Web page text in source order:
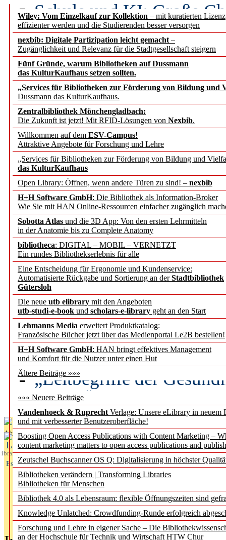
Wiley: Vom Einzelkauf zur Kollektion – mit kuratierten
effizienter werden und die Studierenden besser versorgen
nexbib: Digitale Partizipation leicht gemacht –
Zugänglichkeit und Relevanz für die Stadtgesellschaft steigern
Fünf Gründe, warum Bibliotheken auf Dussmann
das KulturKaufhaus setzen sollten.
„Services für Bibliotheken zur Förderung von Bildung und
Dussmann das KulturKaufhaus.
Zentralbibliothek Mönchengladbach:
Die Zukunft ist jetzt! Mit RFID-Lösungen von Nexbib.
Willkommen auf dem ESV-Campus!
Attraktive Angebote für Forschung und Lehre
„Services für Bibliotheken zur Förderung von Bildung und
das KulturKaufhaus
Open Library: Öffnen, wenn andere Türen zu sind! – nexbib
H+H Software GmbH: Die Bibliothek als Information-Broker
Wie Sie mit HAN Online-Ressourcen einfacher zugänglich
Sobotta Atlas und die 3D App: Von den ersten Lehrmitteln
in der Anatomie bis zu Complete Anatomy
bibliotheca: DIGITAL – MOBIL – VERNETZT
Ein rundes Bibliothekserlebnis für alle
Eine Entscheidung für Ergonomie und Kundenservice:
Automatisierte Rückgabe und Sortierung an derStadtbibliothek
Gütersloh
Die neue utb elibrary mit den Angeboten
utb-studi-e-book und scholars-e-library geht an den Start
Lehmanns Media erweitert Produktkatalog:
Französische Bücher jetzt über das Medienportal Le2B bestellen!
H+H Software GmbH: HAN bringt effektives Management
und Komfort für die Nutzer unter einen Hut
Ältere Beiträge »»»
««« Neuere Beiträge
Vandenhoeck & Ruprecht Verlage: Unsere eLibrary in neuem
und mit verbesserter Benutzeroberfläche!
Boosting Open Access Publications with Content Marketing –
content marketing matters to open access publications and
Zeutschel Buchscanner OS Q: Digitalisierung in höchster
Bibliotheken verändern | Transforming Libraries
Bibliotheken für Menschen
Bibliothek 4.0 als Lebensraum: flexible Öffnungszeiten sind
Knowledge Unlatched: Crowdfunding-Runde erfolgreich
Forschung und Lehre in eigener Sache – Die
an der Hochschule für Technik und Wirtschaft HTW Chur
Schule und KI: Große
Voraussetzungen
Erfolgreiches erstes
Segment Research –
angepasst
konstruktiv!
Mohr Siebeck
und die Zeitschrift für
Francke Attempto
EBSCO Information
Recherchefunktionen in
Sorbisches Institut neu
Geschichte und
Künstliche Intelligenz
besser zu verstehen
„Leitbegriffe der
des BIÖG erscheinen
Aktuelles aus
L
ibrary
Essentials